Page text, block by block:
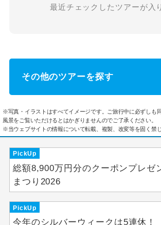
最近チェックしたツアーが入
その他のツアーを探す
※写真・イラストはすべてイメージです。ご旅行中に必ずしも
風景をご覧いただけるとはかぎりませんのでご了承ください。
※当ウェブサイトの情報について転載、複製、改変等を固く禁じ
PickUp
総額8,900万円分のクーポンプレゼ
まつり2026
PickUp
今年のシルバーウィークは5連休！